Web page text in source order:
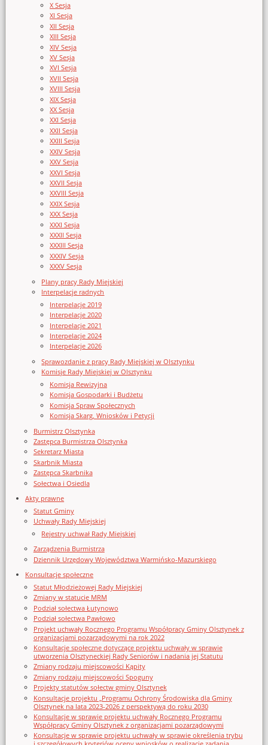
X Sesja
XI Sesja
XII Sesja
XIII Sesja
XIV Sesja
XV Sesja
XVI Sesja
XVII Sesja
XVIII Sesja
XIX Sesja
XX Sesja
XXI Sesja
XXII Sesja
XXIII Sesja
XXIV Sesja
XXV Sesja
XXVI Sesja
XXVII Sesja
XXVIII Sesja
XXIX Sesja
XXX Sesja
XXXI Sesja
XXXII Sesja
XXXIII Sesja
XXXIV Sesja
XXXV Sesja
Plany pracy Rady Miejskiej
Interpelacje radnych
Interpelacje 2019
Interpelacje 2020
Interpelacje 2021
Interpelacje 2024
Interpelacje 2026
Sprawozdanie z pracy Rady Miejskiej w Olsztynku
Komisje Rady Miejskiej w Olsztynku
Komisja Rewizyjna
Komisja Gospodarki i Budżetu
Komisja Spraw Społecznych
Komisja Skarg, Wniosków i Petycji
Burmistrz Olsztynka
Zastępca Burmistrza Olsztynka
Sekretarz Miasta
Skarbnik Miasta
Zastępca Skarbnika
Sołectwa i Osiedla
Akty prawne
Statut Gminy
Uchwały Rady Miejskiej
Rejestry uchwał Rady Miejskiej
Zarządzenia Burmistrza
Dziennik Urzędowy Województwa Warmińsko-Mazurskiego
Konsultacje społeczne
Statut Młodzieżowej Rady Miejskiej
Zmiany w statucie MRM
Podział sołectwa Łutynowo
Podział sołectwa Pawłowo
Projekt uchwały Rocznego Programu Współpracy Gminy Olsztynek z
organizacjami pozarządowymi na rok 2022
Konsultacje społeczne dotyczące projektu uchwały w sprawie
utworzenia Olsztyneckiej Rady Seniorów i nadania jej Statutu
Zmiany rodzaju miejscowości Kąpity
Zmiany rodzaju miejscowości Spoguny
Projekty statutów sołectw gminy Olsztynek
Konsultacje projektu „Programu Ochrony Środowiska dla Gminy
Olsztynek na lata 2023-2026 z perspektywą do roku 2030
Konsultacje w sprawie projektu uchwały Rocznego Programu
Współpracy Gminy Olsztynek z organizacjami pozarządowymi
Konsultacje w sprawie projektu uchwały w sprawie określenia trybu